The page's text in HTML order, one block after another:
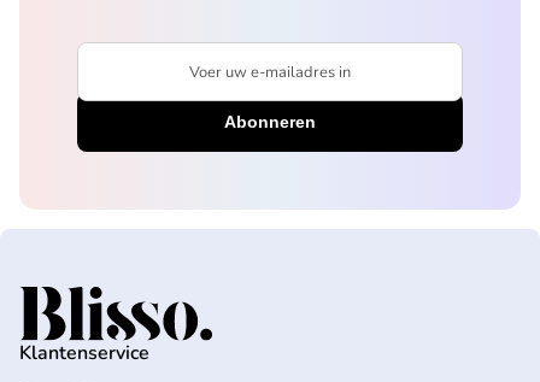
Voer uw e-mailadres in
Home
Klantenservice